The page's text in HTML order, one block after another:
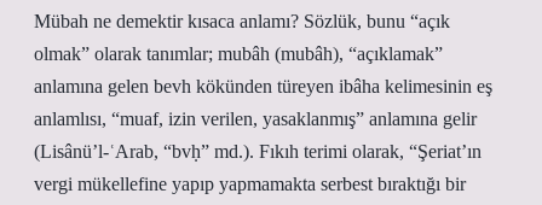
Mübah ne demektir kısaca anlamı? Sözlük, bunu “açık
olmak” olarak tanımlar; mubâh (mubâh), “açıklamak”
anlamına gelen bevh kökünden türeyen ibâha kelimesinin eş
anlamlısı, “muaf, izin verilen, yasaklanmış” anlamına gelir
(Lisânü’l-ʿArab, “bvḥ” md.). Fıkıh terimi olarak, “Şeriat’ın
vergi mükellefine yapıp yapmamakta serbest bıraktığı bir